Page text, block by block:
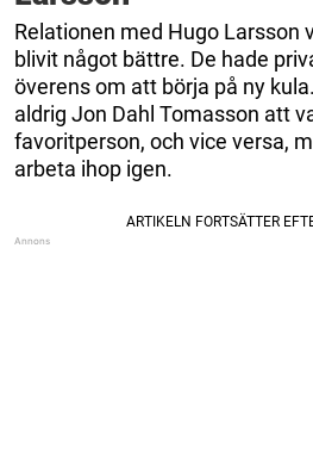
Relationen med Hugo Larsson
blivit något bättre. De hade
överens om att börja på ny
aldrig Jon Dahl Tomasson att
favoritperson, och vice versa,
arbeta ihop igen.